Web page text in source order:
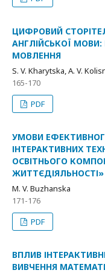
ЦИФРОВИЙ
АНГЛІЙСЬКОЇ
МОВЛЕННЯ
S. V. Kharytska, A. V.
165-170
PDF
УМОВИ
ІНТЕРАКТИВНИХ
ОСВІТНЬОГО
ЖИТТЄДІЯЛЬНОСТІ»
M. V. Buzhanska
171-176
PDF
ВПЛИВ
ВИВЧЕННЯ